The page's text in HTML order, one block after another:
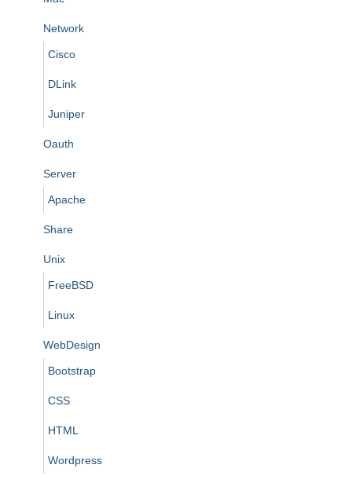
Network
Cisco
DLink
Juniper
Oauth
Server
Apache
Share
Unix
FreeBSD
Linux
WebDesign
Bootstrap
CSS
HTML
Wordpress